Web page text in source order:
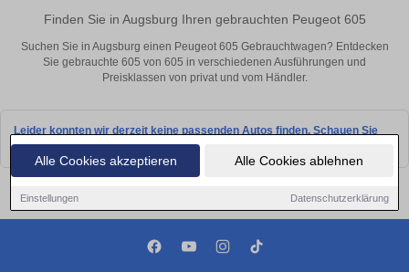
Alle Cookies akzeptieren Alle Cookies ablehnen
Einstellungen Datenschutzerklärung
Finden Sie in Augsburg Ihren gebrauchten Peugeot 605
Suchen Sie in Augsburg einen Peugeot 605 Gebrauchtwagen? Entdecken
Sie gebrauchte 605 von 605 in verschiedenen Ausführungen und
Preisklassen von privat und vom Händler.
Leider konnten wir derzeit keine passenden Autos finden. Schauen Sie
bald wieder vorbei!